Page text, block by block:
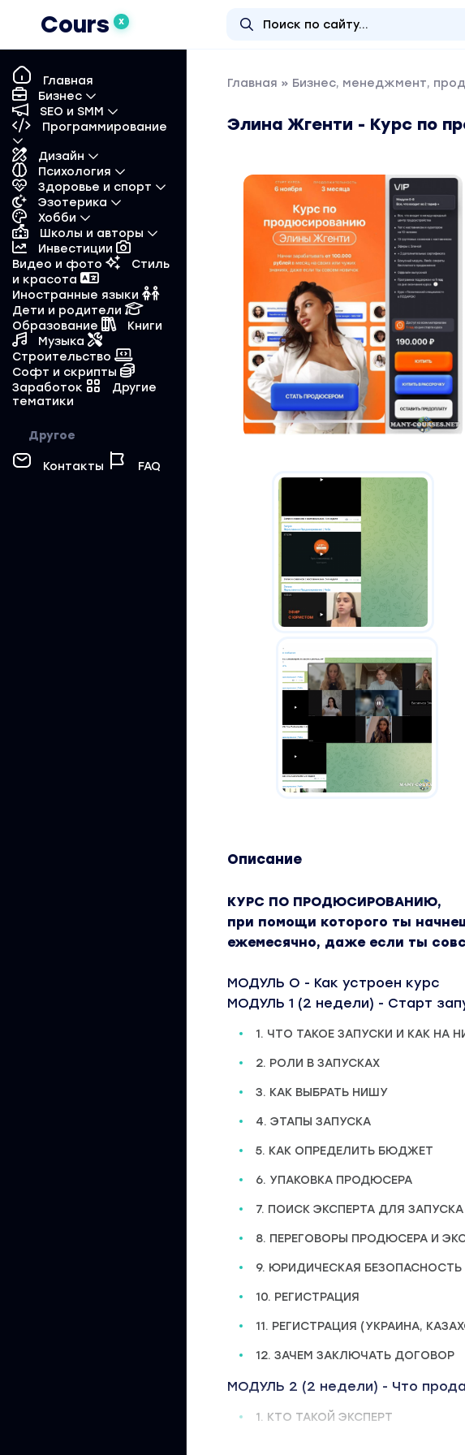
Cours X
Главная
Бизнес
SEO и SMM
Программирование
Дизайн
Психология
Здоровье и спорт
Эзотерика
Хобби
Школы и авторы
Инвестиции
Видео и фото
Стиль
и красота
Иностранные языки
Дети и родители
Образование
Книги
Музыка
Строительство
Софт и скрипты
Заработок
Другие
тематики
Другое
Контакты FAQ
Главная » Бизнес, менеджмент,
Элина Жгенти - Курс по
Описание
КУРС ПО ПРОДЮСИРОВАНИЮ,
при помощи которого ты
ежемесячно, даже если ты
МОДУЛЬ О - Как устроен курс
МОДУЛЬ 1 (2 недели) - Старт
1. ЧТО ТАКОЕ ЗАПУСКИ И КАК НА
2. РОЛИ В ЗАПУСКАХ
3. КАК ВЫБРАТЬ НИШУ
4. ЭТАПЫ ЗАПУСКА
5. КАК ОПРЕДЕЛИТЬ БЮДЖЕТ
6. УПАКОВКА ПРОДЮСЕРА
7. ПОИСК ЭКСПЕРТА ДЛЯ ЗАПУСКА
8. ПЕРЕГОВОРЫ ПРОДЮСЕРА И
9. ЮРИДИЧЕСКАЯ БЕЗОПАСНОСТЬ
10. РЕГИСТРАЦИЯ
11. РЕГИСТРАЦИЯ (УКРАИНА,
12. ЗАЧЕМ ЗАКЛЮЧАТЬ ДОГОВОР
МОДУЛЬ 2 (2 недели) - Что
1. КТО ТАКОЙ ЭКСПЕРТ